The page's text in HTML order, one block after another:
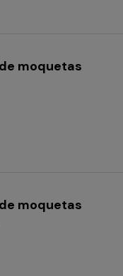
moquetas
moquetas